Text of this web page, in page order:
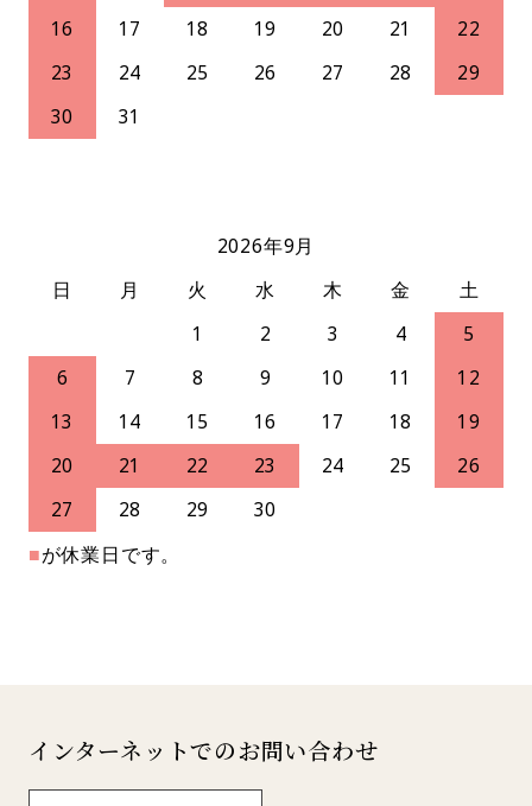
16
17 18 19 20 21
22
23
24 25 26 27 28
29
30
31
2026年9月
日
月 火 水 木 金
土
1
2 3 4
5
6
7 8 9 10 11
12
13
14 15 16 17 18
19
20
21 22 23 24 25
26
27
28 29
30
■が休業日です。
インターネットでのお問い合わせ